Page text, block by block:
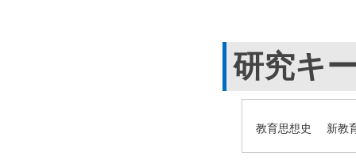
研究キ
教育思想史 新教